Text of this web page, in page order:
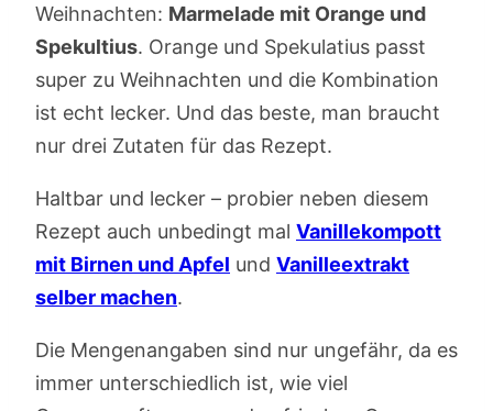
Weihnachten: Marmelade mit Orange und
Spekultius. Orange und Spekulatius passt
super zu Weihnachten und die Kombination
ist echt lecker. Und das beste, man braucht
nur drei Zutaten für das Rezept.
Haltbar und lecker – probier neben diesem
Rezept auch unbedingt mal Vanillekompott
mit Birnen und Apfel und Vanilleextrakt
selber machen.
Die Mengenangaben sind nur ungefähr, da es
immer unterschiedlich ist, wie viel